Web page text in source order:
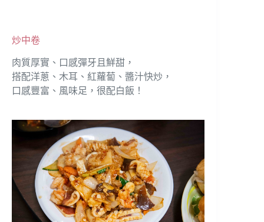
炒中卷
肉質厚實、口感彈牙且鮮甜，
搭配洋蔥、木耳、紅蘿蔔、醬汁快炒，
口感豐富、風味足，很配白飯！